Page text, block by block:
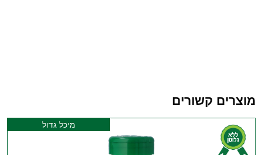
מוצרים קשורים
מיכל גדול